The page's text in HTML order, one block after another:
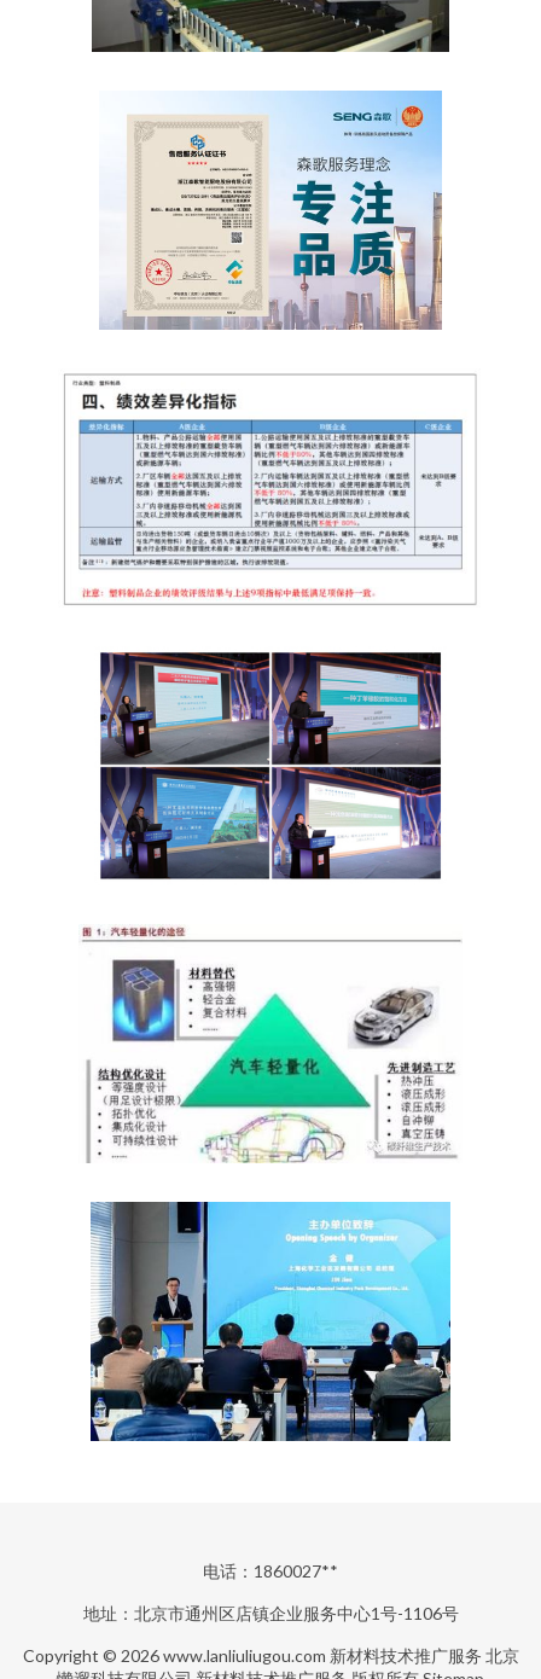
电话：1860027**
地址：北京市通州区店镇企业服务中心1号-1106号
Copyright © 2026www.lanliuliugou.com 新材料技术推广服务 北京